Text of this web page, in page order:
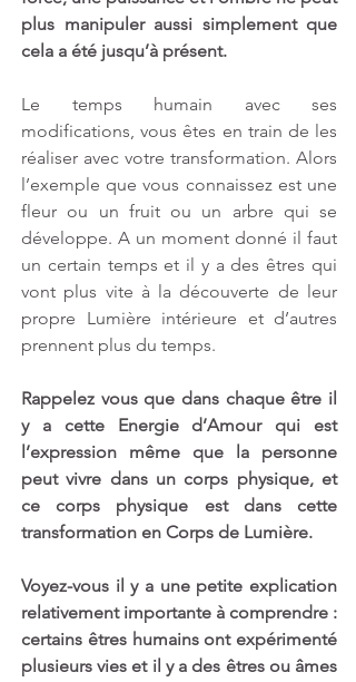
plus manipuler aussi simplement que
cela a été jusqu’à présent.
Le temps humain avec ses
modifications, vous êtes en train de les
réaliser avec votre transformation. Alors
l’exemple que vous connaissez est une
fleur ou un fruit ou un arbre qui se
développe. A un moment donné il faut
un certain temps et il y a des êtres qui
vont plus vite à la découverte de leur
propre Lumière intérieure et d’autres
prennent plus du temps.
Rappelez vous que dans chaque être il
y a cette Energie d’Amour qui est
l’expression même que la personne
peut vivre dans un corps physique, et
ce corps physique est dans cette
transformation en Corps de Lumière.
Voyez-vous il y a une petite explication
relativement importante à comprendre :
certains êtres humains ont expérimenté
plusieurs vies et il y a des êtres ou âmes